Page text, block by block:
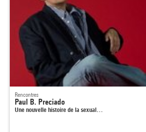
Rencontres
Paul B. Preciado
Une nouvelle histoire de la sexual…